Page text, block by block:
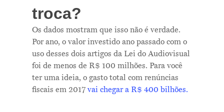
troca?
Os dados mostram que isso não é verdade.
Por ano, o valor investido ano passado com o
uso desses dois artigos da Lei do Audiovisual
foi de menos de R$ 100 milhões. Para você
ter uma ideia, o gasto total com renúncias
fiscais em 2017 vai chegar a R$ 400 bilhões.
Me Explica ?